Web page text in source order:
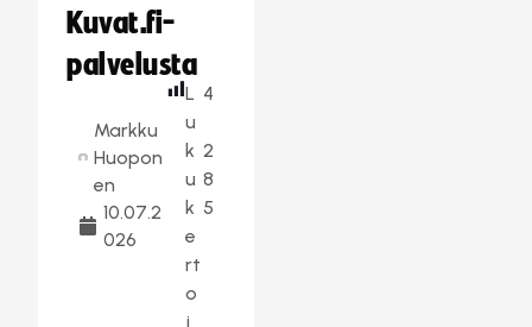
Kuvat.fi-
palvelusta
Markku
Huopon
en
10.07.2
026
L
u
k
u
k
e
rt
o
j
4
2
8
5